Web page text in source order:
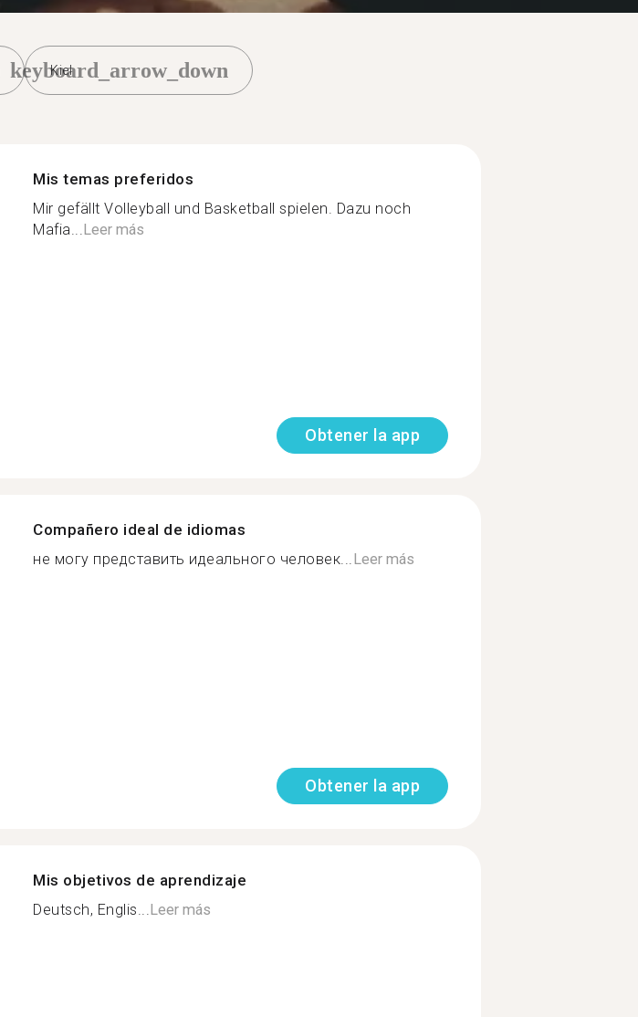
Kiel
keyboard_arrow_down
Mis temas preferidos
Mir gefällt Volleyball und Basketball spielen. Dazu noch
Mafia...Leer más
Obtener la app
Compañero ideal de idiomas
не могу представить идеального человек...Leer más
Obtener la app
Mis objetivos de aprendizaje
Deutsch, Englis...Leer más